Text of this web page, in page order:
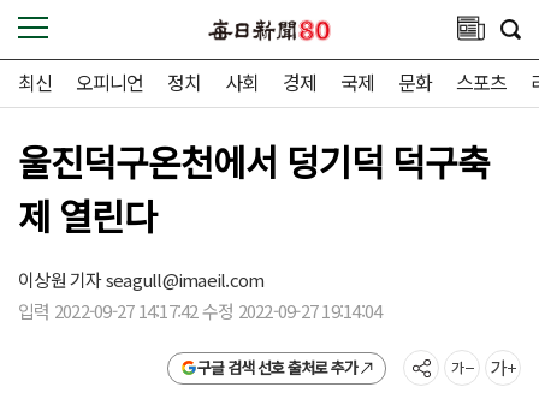
최신 오피니언 정치 사회 경제 국제 문화 스포츠
울진덕구온천에서 덩기덕 덕구축
제 열린다
이상원 기자seagull@imaeil.com
입력 2022-09-27 14:17:42 수정 2022-09-27 19:14:04
구글 검색 선호 출처로 추가